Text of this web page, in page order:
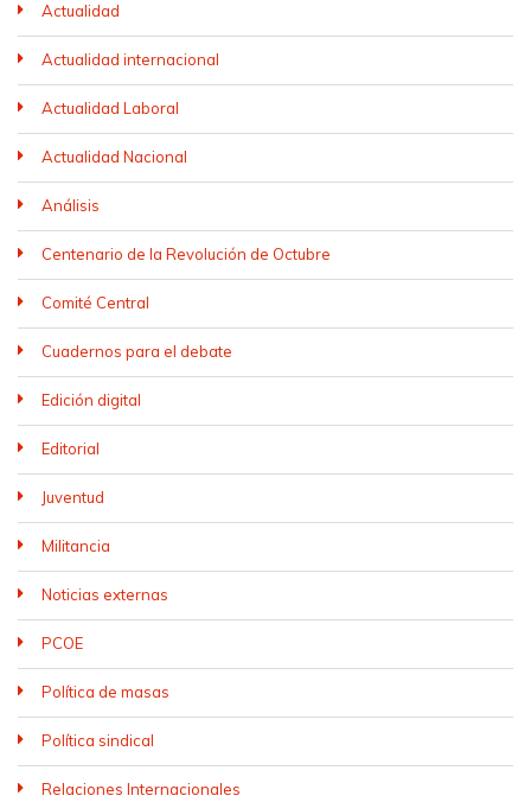
Actualidad
Actualidad internacional
Actualidad Laboral
Actualidad Nacional
Análisis
Centenario de la Revolución de Octubre
Comité Central
Cuadernos para el debate
Edición digital
Editorial
Juventud
Militancia
Noticias externas
PCOE
Política de masas
Política sindical
Relaciones Internacionales